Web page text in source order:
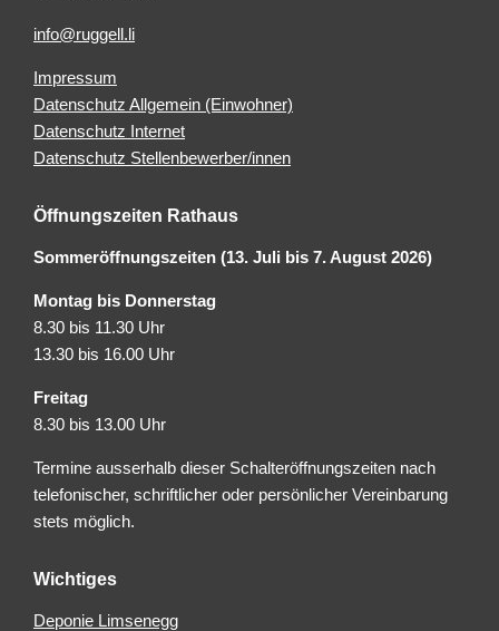
info@ruggell.li
Impressum
Datenschutz Allgemein (Einwohner)
Datenschutz Internet
Datenschutz Stellenbewerber/innen
Öffnungszeiten Rathaus
Sommeröffnungszeiten (13. Juli bis 7. August 2026)
Montag bis Donnerstag
8.30 bis 11.30 Uhr
13.30 bis 16.00 Uhr
Freitag
8.30 bis 13.00 Uhr
Termine ausserhalb dieser Schalteröffnungszeiten nach
telefonischer, schriftlicher oder persönlicher Vereinbarung
stets möglich.
Wichtiges
Deponie Limsenegg